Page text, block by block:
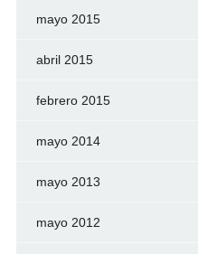
mayo 2015
abril 2015
febrero 2015
mayo 2014
mayo 2013
mayo 2012